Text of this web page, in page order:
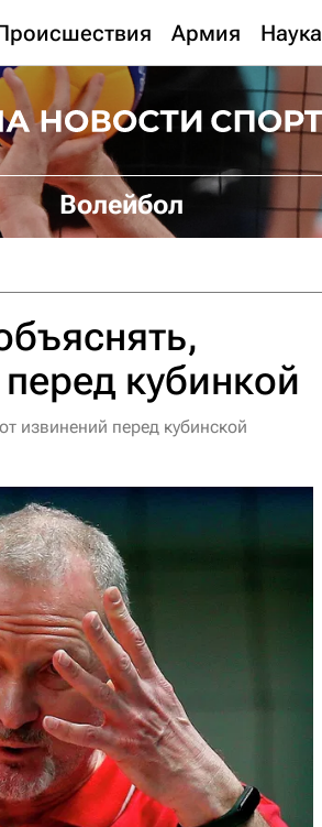
Армия Наука
Волейбол
кубинкой
извинений перед кубинской